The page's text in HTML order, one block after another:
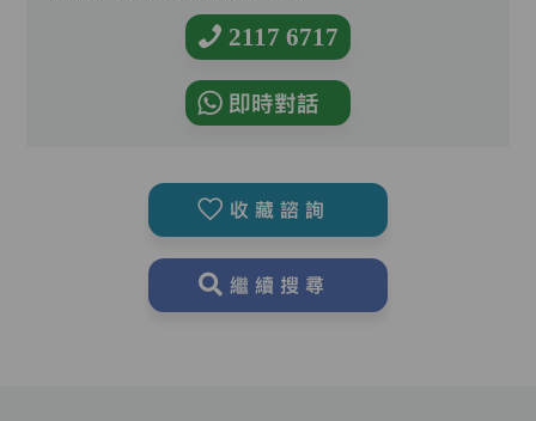
2117 6717
即時對話
收藏諮詢
繼續搜尋